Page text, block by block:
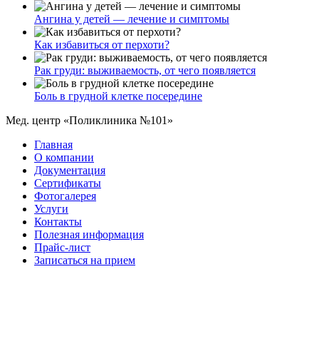
Ангина у детей — лечение и симптомы
Как избавиться от перхоти?
Рак груди: выживаемость, от чего появляется
Боль в грудной клетке посередине
Мед. центр «Поликлиника №101»
Главная
О компании
Документация
Сертификаты
Фотогалерея
Услуги
Контакты
Полезная информация
Прайс-лист
Записаться на прием